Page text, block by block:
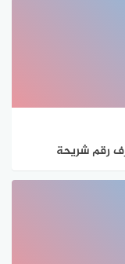
رقم شريحة
موبايلي